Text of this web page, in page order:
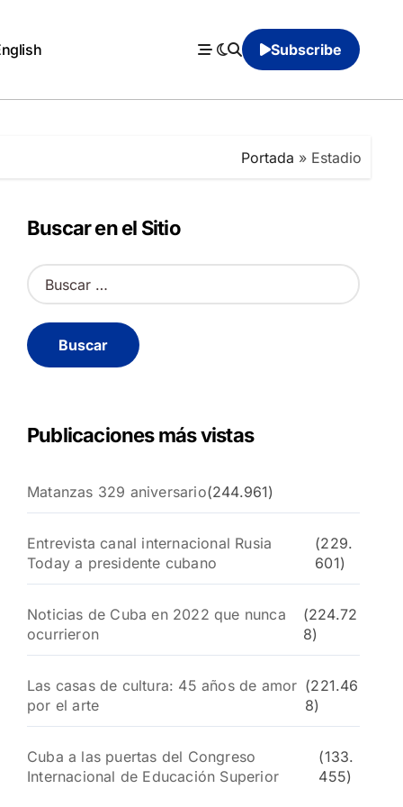
Subscribe
Portada » Estadio
Buscar en el Sitio
B
u
c
a
Publicaciones más vistas
Matanzas 329 aniversario(244.961)
Entrevista canal internacional Rusia
Today a presidente cubano
(229.
601)
Noticias de Cuba en 2022 que nunca
ocurrieron
(224.72
8)
Las casas de cultura: 45 años de amor
por el arte
(221.46
8)
Cuba a las puertas del Congreso
Internacional de Educación Superior
(133.
455)